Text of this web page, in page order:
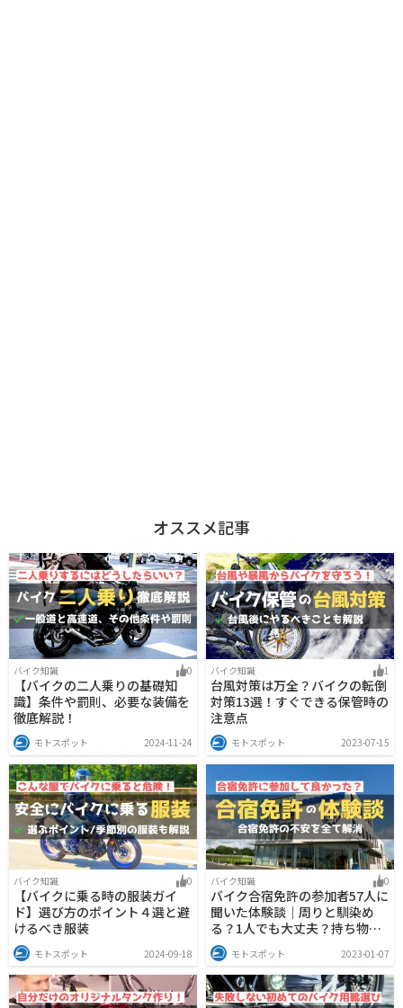
オススメ記事
バイク知識 0
【バイクの二人乗りの基礎知
識】条件や罰則、必要な装備を
徹底解説！
モトスポット 2024-11-24
バイク知識 1
台風対策は万全？バイクの転倒
対策13選！すぐできる保管時の
注意点
モトスポット 2023-07-15
バイク知識 0
【バイクに乗る時の服装ガイ
ド】選び方のポイント４選と避
けるべき服装
モトスポット 2024-09-18
バイク知識 0
バイク合宿免許の参加者57人に
聞いた体験談｜周りと馴染め
る？1人でも大丈夫？持ち物
は？ モトスポット 2023-01-07